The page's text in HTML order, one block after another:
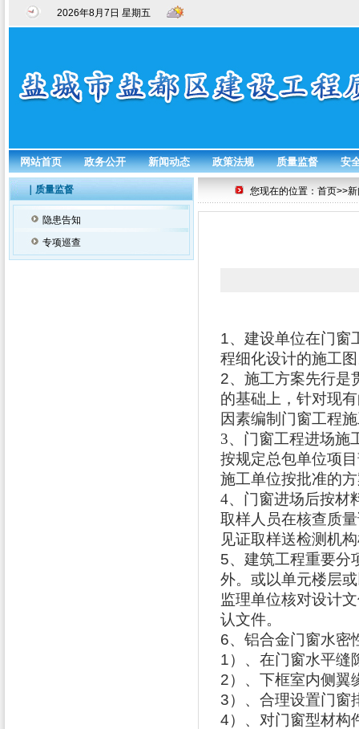
2026年8月7日 星期五
网站首页 政务公开 新闻动态 政策法规 质量监督 安
｜质量监督
隐患告知
专项巡查
您现在的位置：首页>>
1、建设单位在门窗
程细化设计的施工
2、施工方案先行是
的基础上，针对现
因素编制门窗工程
3、门窗工程进场施
按规定总包单位项
施工单位按批准的
4、门窗进场后按材
取样人员在核查质
见证取样送检测机
5、建筑工程重要分
外。或以单元楼层
监理单位核对设计
认文件。
6、铝合金门窗水密
1）、在门窗水平缝
2）、下框室内侧翼
3）、合理设置门窗
4）、对门窗型材构